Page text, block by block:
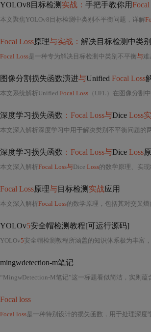
YOLOv8目标检测 实战： 手把手教你用
本文聚焦YOLOv8目标检测中类别不平衡问题，详解
Focal Loss原理与实战： 解决目标检测中类
Focal Loss是一种专为解决目标检测中类别不平衡与难
图像分割损失函数演进与Unified Focal Loss
本文系统解析Unified Focal Loss （UFL）在图像分割
深度学习损失函数 ：Focal Loss与Dice Loss
本文深入解析深度学习中用于解决类别不平衡问题的
深度学习损失函数 ：Focal Loss与Dice Loss
本文深入解析Focal Loss与Dice Loss的数学原理、实
Focal Loss原理与 目标检测 实战应用
本文深入解析Focal Loss的数学原理，包括其对交叉
YOLOv5安全帽检测教程[可运行源码]
YOLOv5安全帽检测教程所涵盖的知识体系极为丰富
mingwdetection-m笔记
“MingwDetection-M笔记”这一标题看似简洁，实则
Focal loss
Focal loss是一种特别设计的损失函数，用于处理深